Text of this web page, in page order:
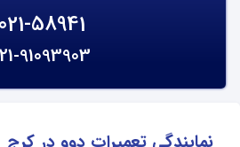
021-58941
91093903